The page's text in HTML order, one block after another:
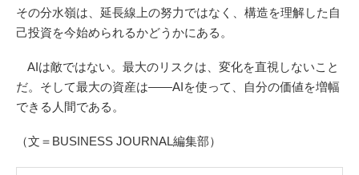
その分水嶺は、延長線上の努力ではなく、構造を理解した自
己投資を今始められるかどうかにある。
AIは敵ではない。最大のリスクは、変化を直視しないこと
だ。そして最大の資産は――AIを使って、自分の価値を増幅
できる人間である。
（文＝BUSINESS JOURNAL編集部）